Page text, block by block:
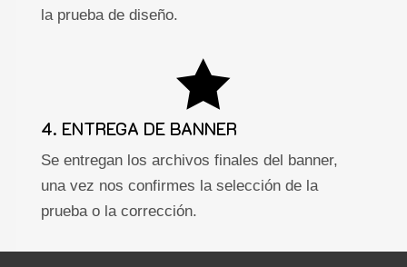
la prueba de diseño.

4. ENTREGA DE BANNER
Se entregan los archivos finales del banner,
una vez nos confirmes la selección de la
prueba o la corrección.